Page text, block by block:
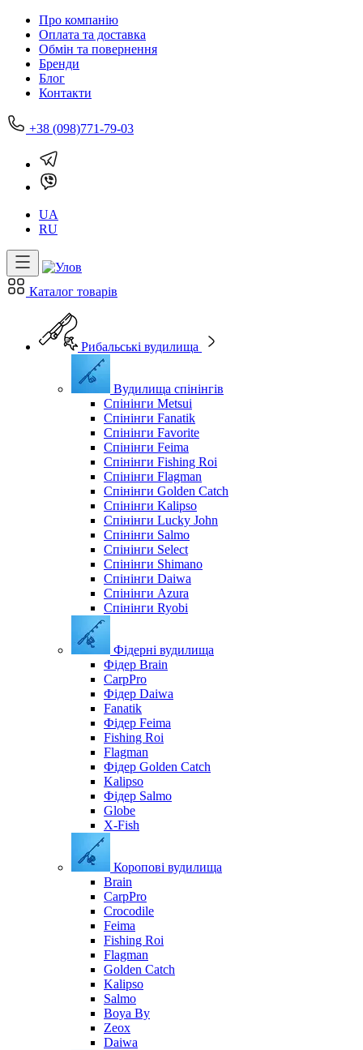
Про компанію
Оплата та доставка
Обмін та повернення
Бренди
Блог
Контакти
+38 (098)771-79-03
UA
RU
Каталог товарів
Рибальські вудилища
Вудилища спінінгів
Спінінги Metsui
Спінінги Fanatik
Спінінги Favorite
Спінінги Feima
Спінінги Fishing Roi
Спінінги Flagman
Спінінги Golden Catch
Спінінги Kalipso
Спінінги Lucky John
Спінінги Salmo
Спінінги Select
Спінінги Shimano
Спінінги Daiwa
Спінінги Azura
Спінінги Ryobi
Фідерні вудилища
Фідер Brain
CarpPro
Фідер Daiwa
Fanatik
Фідер Feima
Fishing Roi
Flagman
Фідер Golden Catch
Kalipso
Фідер Salmo
Globe
X-Fish
Коропові вудилища
Brain
CarpPro
Crocodile
Feima
Fishing Roi
Flagman
Golden Catch
Kalipso
Salmo
Boya By
Zeox
Daiwa